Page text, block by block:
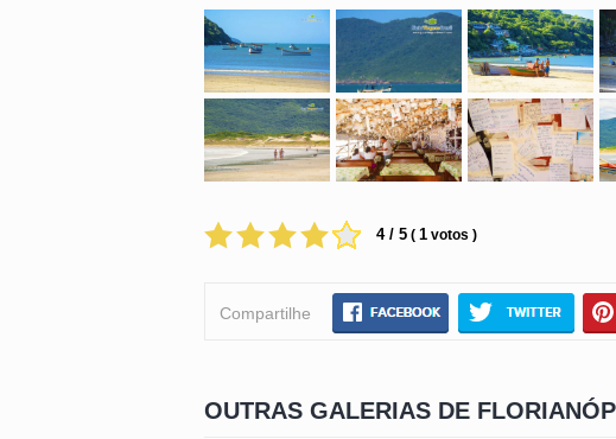
4 / 5 ( 1 votos )
Compartilhe
OUTRAS GALERIAS DE